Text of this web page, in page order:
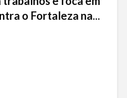
o Fortaleza na...